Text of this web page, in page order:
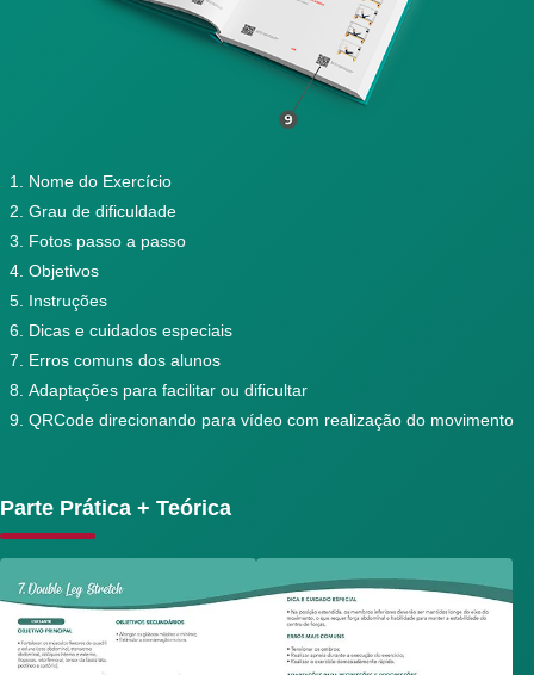
Nome do Exercício
Grau de dificuldade
Fotos passo a passo
Objetivos
Instruções
Dicas e cuidados especiais
Erros comuns dos alunos
Adaptações para facilitar ou dificultar
QRCode direcionando para vídeo com realização do movimento
Parte Prática + Teórica